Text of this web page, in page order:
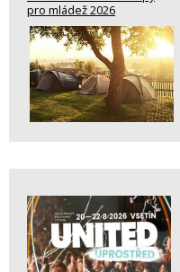
pro mládež 2026